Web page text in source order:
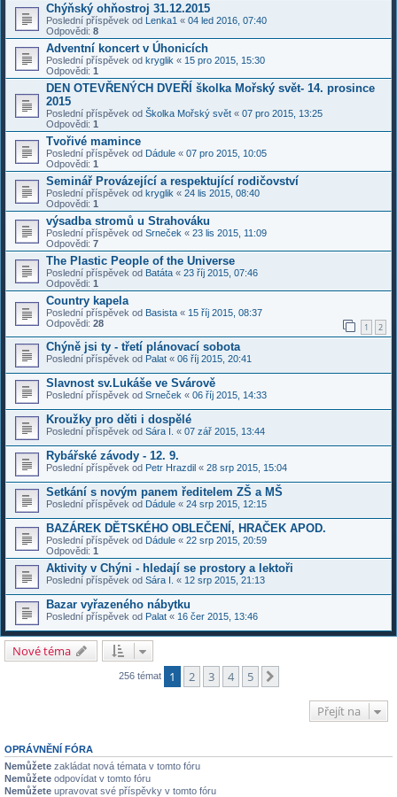
Chýňský ohňostroj 31.12.2015
Poslední příspěvek od Lenka1 « 04 led 2016, 07:40
Odpovědi: 8
Adventní koncert v Úhonicích
Poslední příspěvek od kryglik « 15 pro 2015, 15:30
Odpovědi: 1
DEN OTEVŘENÝCH DVEŘÍ školka Mořský svět- 14. prosince
2015
Poslední příspěvek od Školka Mořský svět « 07 pro 2015, 13:25
Odpovědi: 1
Tvořivé mamince
Poslední příspěvek od Dádule « 07 pro 2015, 10:05
Odpovědi: 1
Seminář Provázející a respektující rodičovství
Poslední příspěvek od kryglik « 24 lis 2015, 08:40
Odpovědi: 1
výsadba stromů u Strahováku
Poslední příspěvek od Srneček « 23 lis 2015, 11:09
Odpovědi: 7
The Plastic People of the Universe
Poslední příspěvek od Batáta « 23 říj 2015, 07:46
Odpovědi: 1
Country kapela
Poslední příspěvek od Basista « 15 říj 2015, 08:37
Odpovědi: 28 1 2
Chýně jsi ty - třetí plánovací sobota
Poslední příspěvek od Palat « 06 říj 2015, 20:41
Slavnost sv.Lukáše ve Svárově
Poslední příspěvek od Srneček « 06 říj 2015, 14:33
Kroužky pro děti i dospělé
Poslední příspěvek od Sára I. « 07 zář 2015, 13:44
Rybářské závody - 12. 9.
Poslední příspěvek od Petr Hrazdil « 28 srp 2015, 15:04
Setkání s novým panem ředitelem ZŠ a MŠ
Poslední příspěvek od Dádule « 24 srp 2015, 12:15
BAZÁREK DĚTSKÉHO OBLEČENÍ, HRAČEK APOD.
Poslední příspěvek od Dádule « 22 srp 2015, 20:59
Odpovědi: 1
Aktivity v Chýni - hledají se prostory a lektoři
Poslední příspěvek od Sára I. « 12 srp 2015, 21:13
Bazar vyřazeného nábytku
Poslední příspěvek od Palat « 16 čer 2015, 13:46
Nové téma
256 témat 1 2 3 4 5
Přejít na
OPRÁVNĚNÍ FÓRA
Nemůžete zakládat nová témata v tomto fóru
Nemůžete odpovídat v tomto fóru
Nemůžete upravovat své příspěvky v tomto fóru